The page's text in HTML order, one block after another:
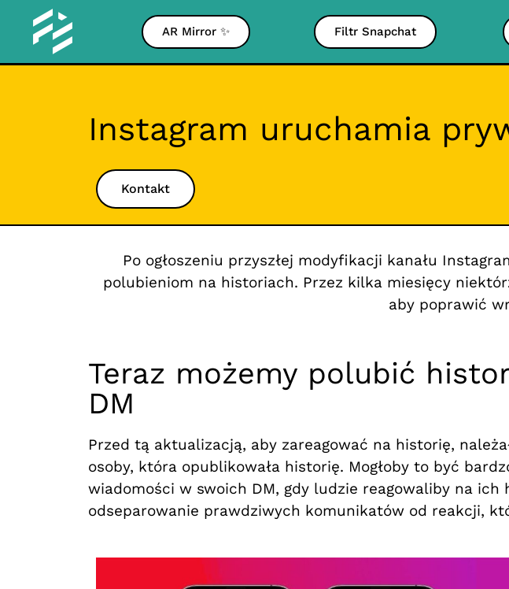
AR Mirror ✨ Filtr Snapchat
Instagram uruchamia
Kontakt
Po ogłoszeniu przyszłej modyfikacji kanału
polubieniom na historiach. Przez kilka miesięcy
aby poprawić
Teraz możemy polubić
DM
Przed tą aktualizacją, aby zareagować na historię,
osoby, która opublikowała historię. Mogłoby to być
wiadomości w swoich DM, gdy ludzie reagowaliby na
odseparowanie prawdziwych komunikatów od reakcji,